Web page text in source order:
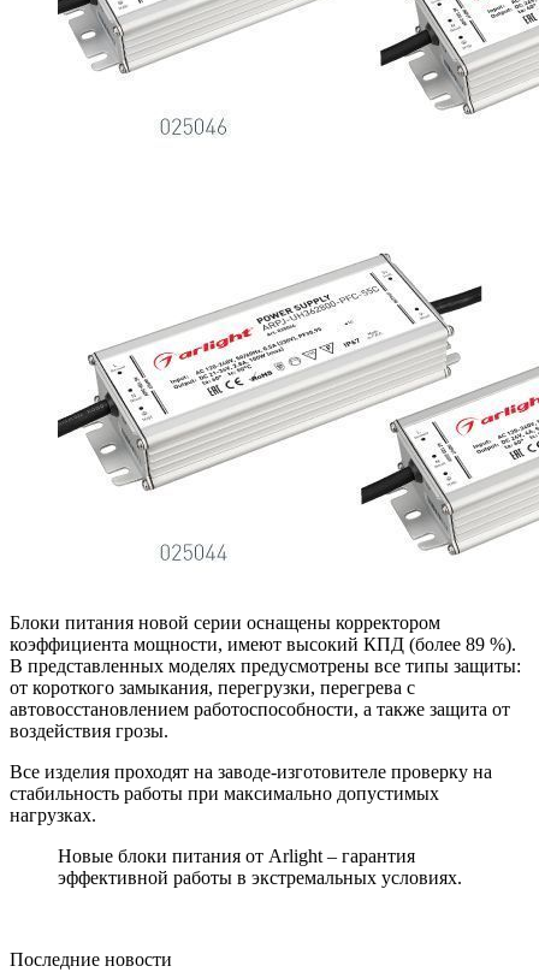
Блоки питания новой серии оснащены корректором
коэффициента мощности, имеют высокий КПД (более 89 %).
В представленных моделях предусмотрены все типы защиты:
от короткого замыкания, перегрузки, перегрева с
автовосстановлением работоспособности, а также защита от
воздействия грозы.
Все изделия проходят на заводе-изготовителе проверку на
стабильность работы при максимально допустимых
нагрузках.
Новые блоки питания от Arlight – гарантия
эффективной работы в экстремальных условиях.
Последние новости